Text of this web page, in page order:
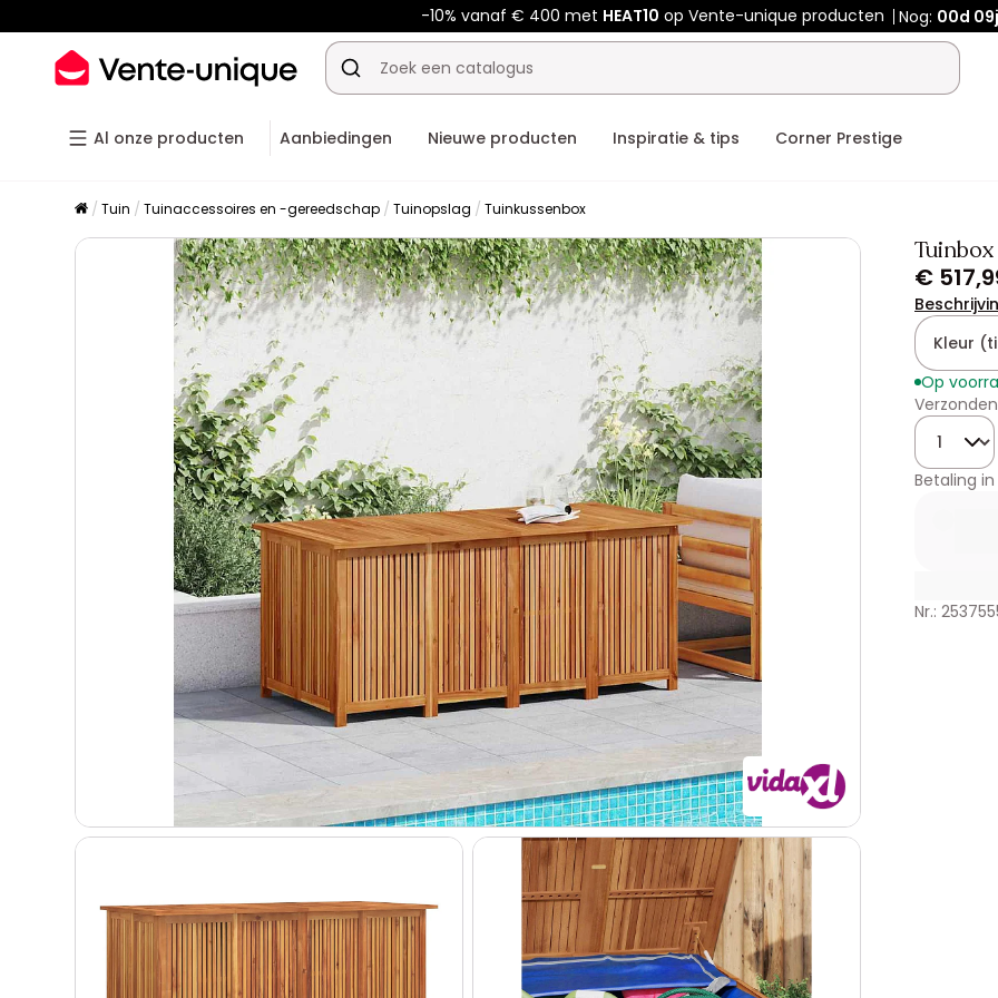
-10% vanaf € 400 met HEAT10 op Vente-unique producten Nog: 00d
Al onze producten Aanbiedingen Nieuwe producten Inspiratie & tips Corner Prestige
Tuin Tuinaccessoires en -gereedschap Tuinopslag Tuinkussenbox
€
Kleur
Op
Betaling in
Nr.: